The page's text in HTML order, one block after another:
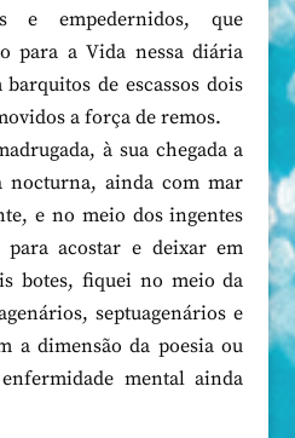
e empedernidos, que
para a Vida nessa diária
de escassos dois
a força de remos.
à sua chegada a
nocturna, ainda com mar
e no meio dos ingentes
para acostar e deixar em
botes, fiquei no meio da
septuagenários e
a dimensão da poesia ou
mental ainda